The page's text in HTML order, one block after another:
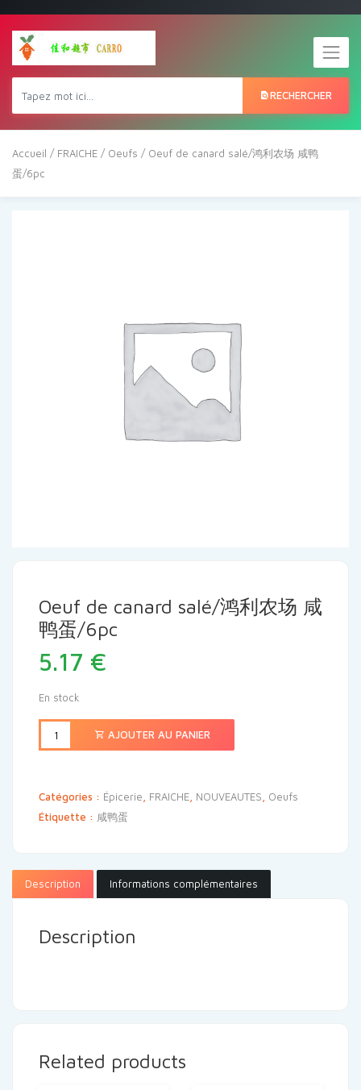
RECHERCHER
Accueil / FRAICHE / Oeufs / Oeuf de canard salé/鸿利农场 咸鸭
蛋/6pc
Oeuf de canard salé/鸿利农场 咸
鸭蛋/6pc
5.17 €
En stock
AJOUTER AU PANIER
Catégories : Épicerie, FRAICHE, NOUVEAUTES, Oeufs
Étiquette : 咸鸭蛋
Description Informations complémentaires
Description
Related products